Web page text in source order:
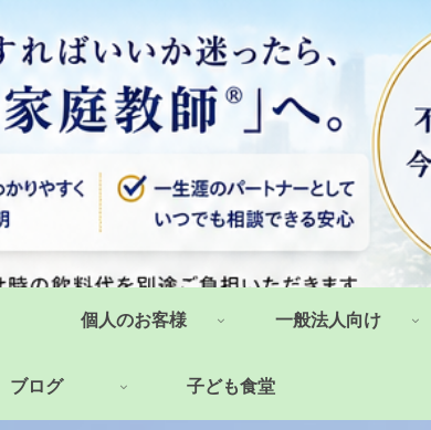
個人のお客様 一般法人向け
ブログ 子ども食堂